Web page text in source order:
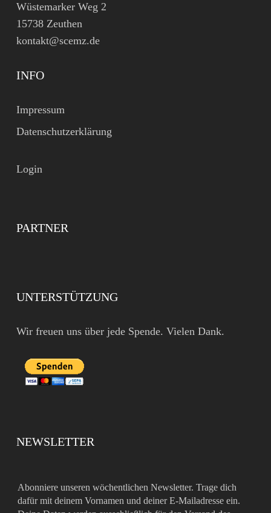
Wüstemarker Weg 2
15738 Zeuthen
kontakt@scemz.de
INFO
Impressum
Datenschutzerklärung
Login
PARTNER
UNTERSTÜTZUNG
Wir freuen uns über jede Spende. Vielen Dank.
NEWSLETTER
Abonniere unseren wöchentlichen Newsletter. Trage dich
dafür mit deinem Vornamen und deiner E-Mailadresse ein.